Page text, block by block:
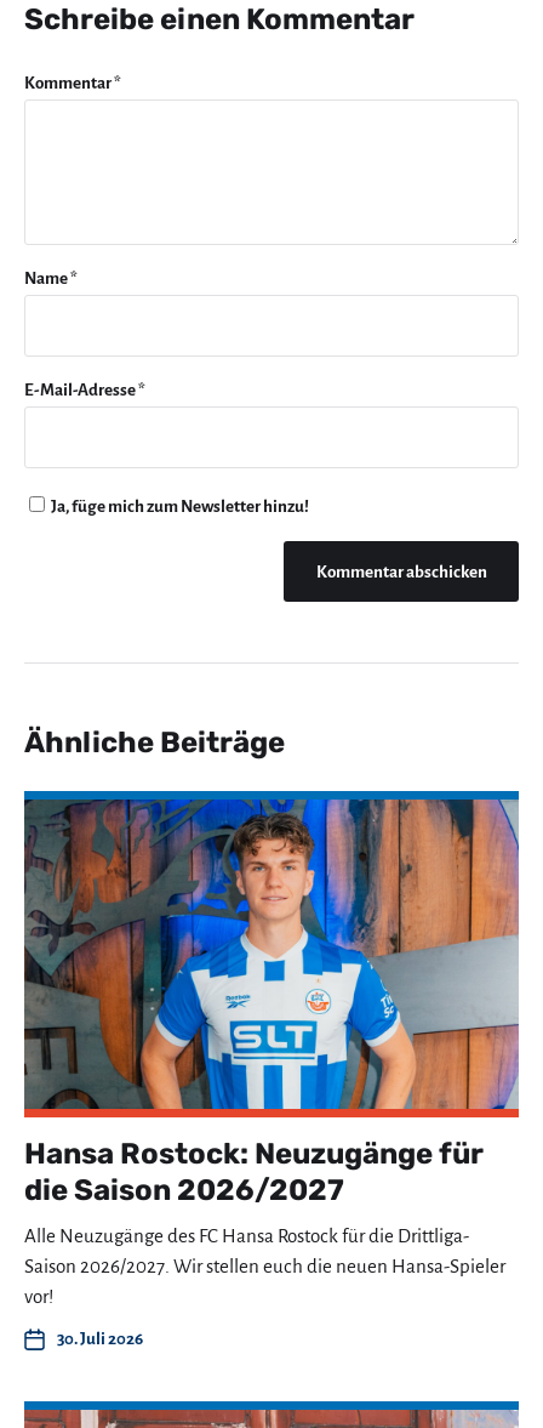
Schreibe einen Kommentar
Kommentar*
Name*
E-Mail-Adresse*
Ja, füge mich zum Newsletter hinzu!
Ähnliche Beiträge
Hansa Rostock: Neuzugänge für
die Saison 2026/2027
Alle Neuzugänge des FC Hansa Rostock für die Drittliga-
Saison 2026/2027. Wir stellen euch die neuen Hansa-Spieler
vor!
30. Juli 2026